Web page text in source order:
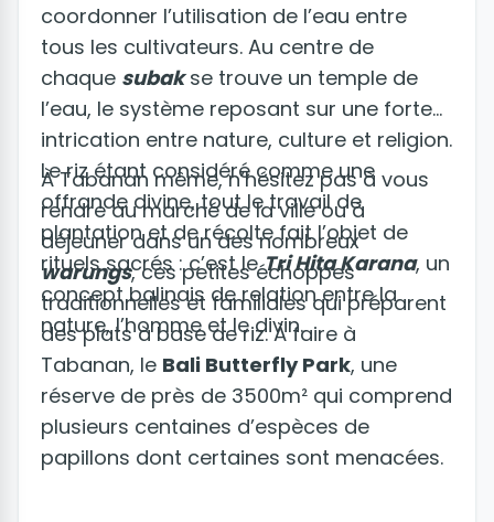
coordonner l’utilisation de l’eau entre
tous les cultivateurs. Au centre de
chaque subakse trouve un temple de
l’eau, le système reposant sur une forte
intrication entre nature, culture et religion.
Le riz étant considéré comme une
offrande divine, tout le travail de
plantation et de récolte fait l’objet de
rituels sacrés : c’est leTri Hita Karana, un
concept balinais de relation entre la
nature, l’homme et le divin.
À Tabanan même, n’hésitez pas à vous
rendre au marché de la ville ou à
déjeuner dans un des nombreux
warungs, ces petites échoppes
traditionnelles et familiales qui préparent
des plats à base de riz. À faire à
Tabanan, le Bali Butterfly Park, une
réserve de près de 3500m² qui comprend
plusieurs centaines d’espèces de
papillons dont certaines sont menacées.